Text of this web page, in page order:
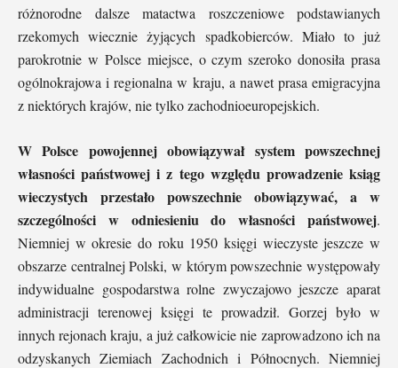
różnorodne dalsze matactwa roszczeniowe podstawianych
rzekomych wiecznie żyjących spadkobierców. Miało to już
parokrotnie w Polsce miejsce, o czym szeroko donosiła prasa
ogólnokrajowa i regionalna w kraju, a nawet prasa emigracyjna
z niektórych krajów, nie tylko zachodnioeuropejskich.
W Polsce powojennej obowiązywał system powszechnej
własności państwowej i z tego względu prowadzenie ksiąg
wieczystych przestało powszechnie obowiązywać, a w
szczególności w odniesieniu do własności państwowej.
Niemniej w okresie do roku 1950 księgi wieczyste jeszcze w
obszarze centralnej Polski, w którym powszechnie występowały
indywidualne gospodarstwa rolne zwyczajowo jeszcze aparat
administracji terenowej księgi te prowadził. Gorzej było w
innych rejonach kraju, a już całkowicie nie zaprowadzono ich na
odzyskanych Ziemiach Zachodnich i Północnych. Niemniej